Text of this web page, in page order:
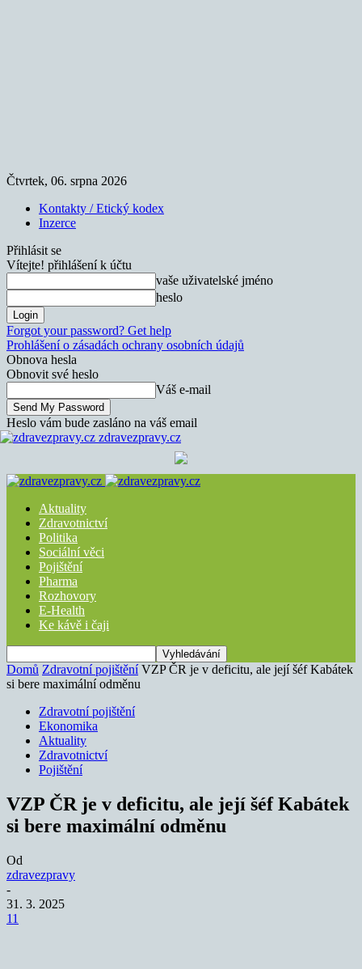
Čtvrtek, 06. srpna 2026
Kontakty / Etický kodex
Inzerce
Přihlásit se
Vítejte! přihlášení k účtu
vaše uživatelské jméno
heslo
Forgot your password? Get help
Prohlášení o zásadách ochrany osobních údajů
Obnova hesla
Obnovit své heslo
Váš e-mail
Heslo vám bude zasláno na váš email
zdravezpravy.cz
Aktuality
Zdravotnictví
Politika
Sociální věci
Pojištění
Pharma
Rozhovory
E-Health
Ke kávě i čaji
Domů Zdravotní pojištění VZP ČR je v deficitu, ale její šéf Kabátek
si bere maximální odměnu
Zdravotní pojištění
Ekonomika
Aktuality
Zdravotnictví
Pojištění
VZP ČR je v deficitu, ale její šéf Kabátek
si bere maximální odměnu
Od
zdravezpravy
-
31. 3. 2025
11